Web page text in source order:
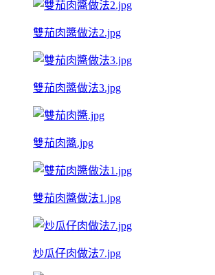
雙茄肉醬做法2.jpg
雙茄肉醬做法3.jpg
雙茄肉醬.jpg
雙茄肉醬做法1.jpg
炒瓜仔肉做法7.jpg